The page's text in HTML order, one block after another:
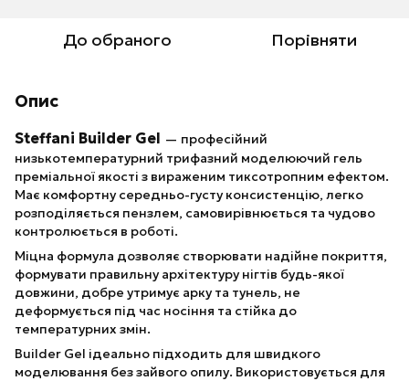
До обраного Порівняти
Опис
Steffani Builder Gel — професійний
низькотемпературний трифазний моделюючий гель
преміальної якості з вираженим тиксотропним ефектом.
Має комфортну середньо-густу консистенцію, легко
розподіляється пензлем, самовирівнюється та чудово
контролюється в роботі.
Міцна формула дозволяє створювати надійне покриття,
формувати правильну архітектуру нігтів будь-якої
довжини, добре утримує арку та тунель, не
деформується під час носіння та стійка до
температурних змін.
Builder Gel ідеально підходить для швидкого
моделювання без зайвого опилу. Використовується для